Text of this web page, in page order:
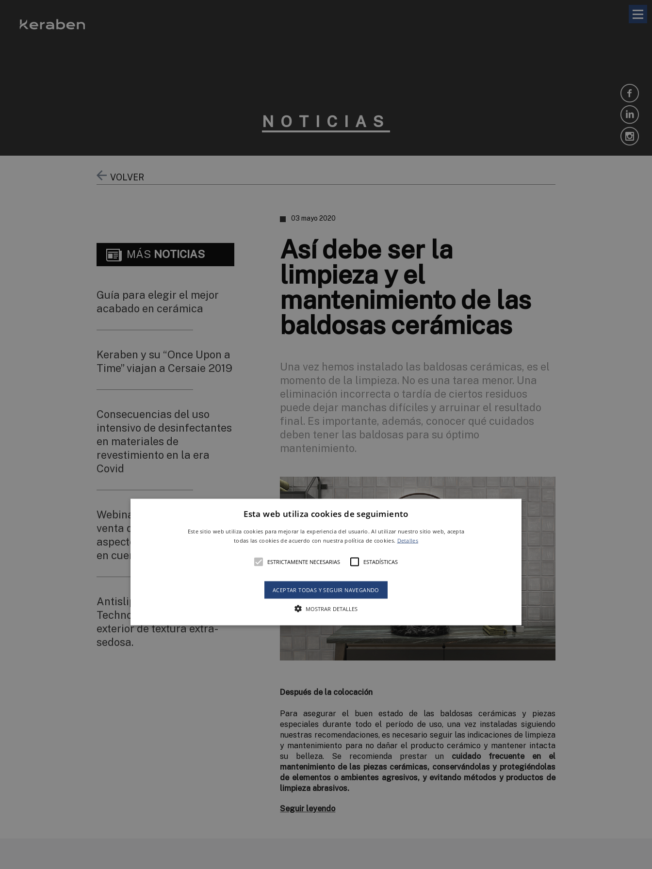
NOTICIAS
VOLVER
03 mayo 2020
Así debe ser la
limpieza y el
mantenimiento de las
baldosas cerámicas
Una vez hemos instalado las baldosas cerámicas, es el
momento de la limpieza. No es una tarea menor. Una
eliminación incorrecta o tardía de ciertos residuos
puede dejar manchas difíciles y arruinar el resultado
final. Es importante, además, conocer qué cuidados
deben tener las baldosas para su óptimo
mantenimiento.
Después de la colocación
Para asegurar el buen estado de las baldosas cerámicas y piezas
especiales durante todo el período de uso, una vez instaladas siguiendo
nuestras recomendaciones, es necesario seguir las indicaciones de limpieza
y mantenimiento para no dañar el producto cerámico y mantener intacta
su belleza. Se recomienda prestar un cuidado frecuente en el
mantenimiento de las piezas cerámicas, conservándolas y protegiéndolas
de elementos o ambientes agresivos, y evitando métodos y productos de
limpieza abrasivos.
Seguir leyendo
MÁS NOTICIAS
Guía para elegir el mejor
acabado en cerámica
Keraben y su “Once Upon a
Time” viajan a Cersaie 2019
Consecuencias del uso
intensivo de desinfectantes
en materiales de
revestimiento en la era
Covid
Webinar "Venta y post-
venta de cerámica,
aspectos técnicos a tener
en cuenta"
Antislip Shoeless
Technology: el pavimento
exterior de textura extra-
sedosa.
Esta web utiliza cookies de seguimiento
Este sitio web utiliza cookies para mejorar la experiencia del usuario. Al utilizar nuestro sitio web, acepta
todas las cookies de acuerdo con nuestra política de cookies. Detalles
ESTRICTAMENTE NECESARIAS ESTADÍSTICAS
ACEPTAR TODAS Y SEGUIR NAVEGANDO
MOSTRAR DETALLES